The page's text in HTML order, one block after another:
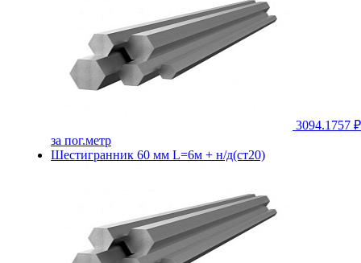
3094.1757 ₽
за пог.метр
Шестигранник 60 мм L=6м + н/д(ст20)